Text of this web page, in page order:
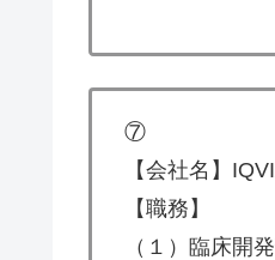
⑦
【会社名】
【職務】
（１）臨床開